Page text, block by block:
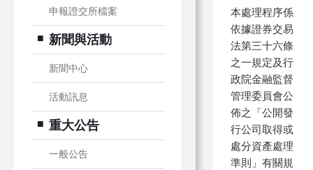
申報證交所檔案
新聞與活動
新聞中心
活動訊息
重大公告
一般公告
程
序
財
務
業
務
管
理
辦
法
本處理程序係
依據證券交易
法第三十六條
之一規定及行
政院金融監督
管理委員會公
佈之「公開發
行公司取得或
處分資產處理
準則」有關規